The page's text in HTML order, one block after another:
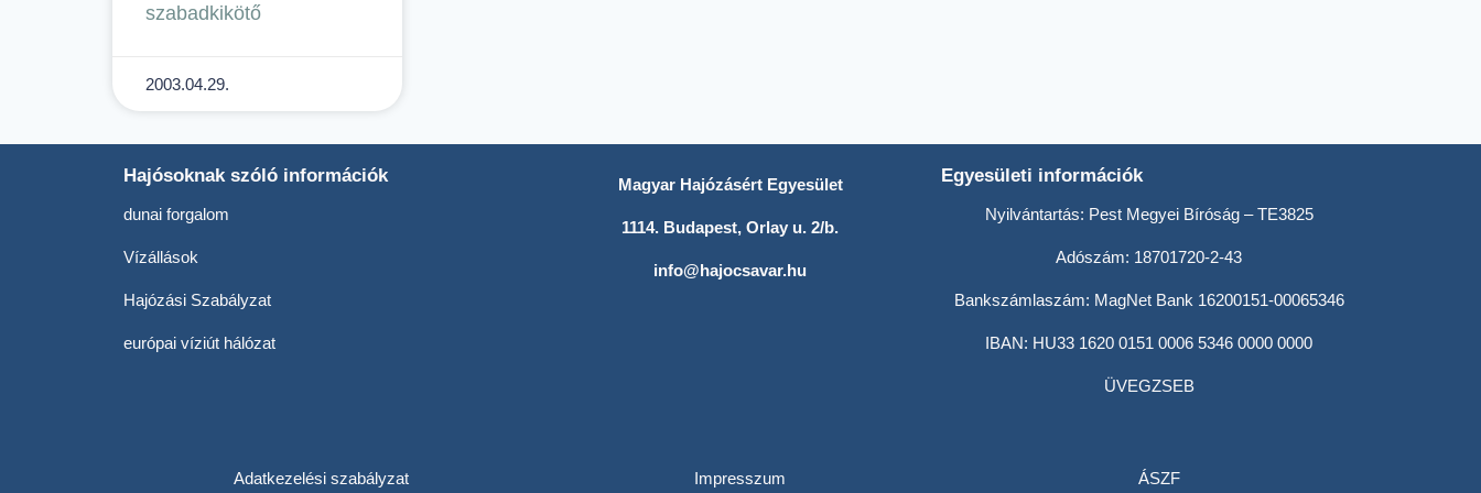
szabadkikötő
2003.04.29.
Hajósoknak szóló információk
dunai forgalom
Vízállások
Hajózási Szabályzat
európai víziút hálózat
Magyar Hajózásért Egyesület
1114. Budapest, Orlay u. 2/b.
info@hajocsavar.hu
Egyesületi információk
Nyilvántartás: Pest Megyei Bíróság – TE3825
Adószám: 18701720-2-43
Bankszámlaszám: MagNet Bank 16200151-00065346
IBAN: HU33 1620 0151 0006 5346 0000 0000
ÜVEGZSEB
Adatkezelési szabályzat Impresszum ÁSZF